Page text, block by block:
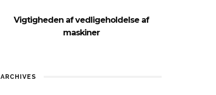
Vigtigheden af vedligeholdelse af
maskiner
ARCHIVES